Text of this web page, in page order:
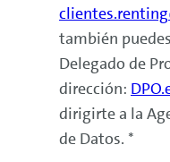
clientes.renting
también
Delegado de
dirección:
dirigirte a la
de Datos. *